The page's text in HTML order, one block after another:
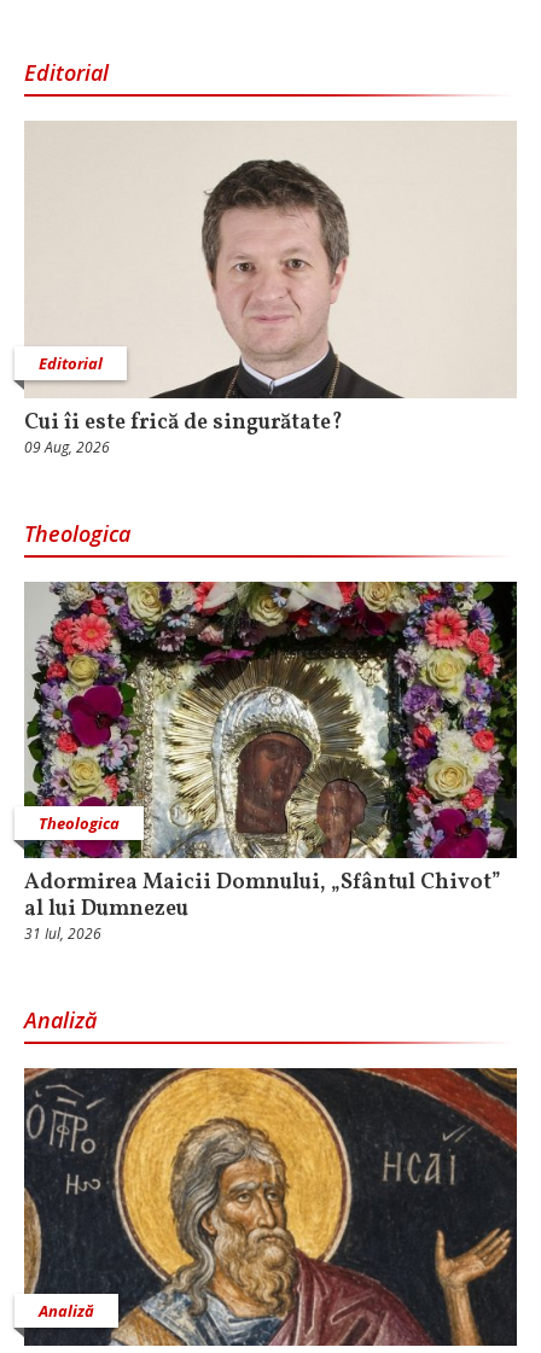
Editorial
Editorial
Cui îi este frică de singurătate?
09 Aug, 2026
Theologica
Theologica
Adormirea Maicii Domnului, „Sfântul Chivot”
al lui Dumnezeu
31 Iul, 2026
Analiză
Analiză